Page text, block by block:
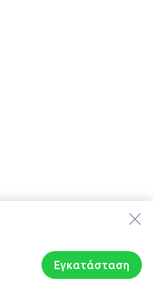
Εγκατάσταση
Sitemap
Συζητήσεις Προφίλ